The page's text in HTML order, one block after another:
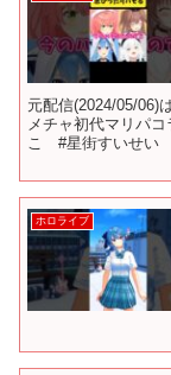
元配信(2024/05/06)
メチャ初代マリパ
こ #星街すいせい
ホロライブ